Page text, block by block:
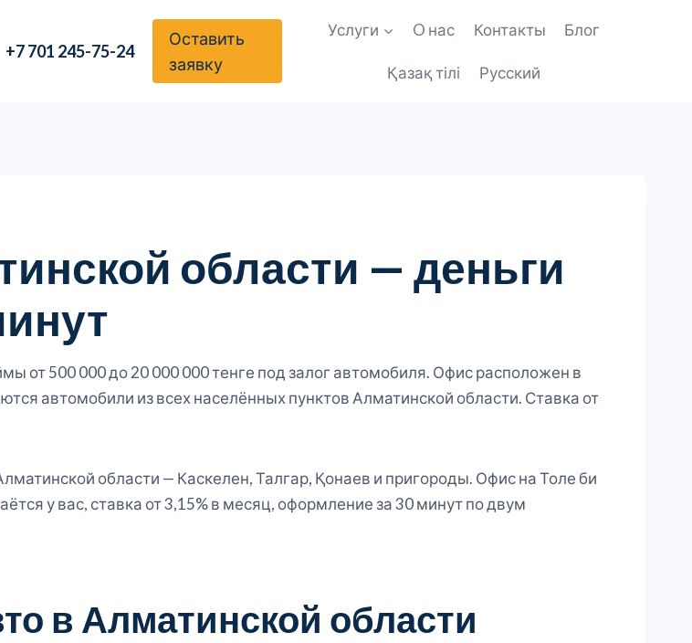
+7 701 245-75-24
Оставить
заявку
Услуги O нас Контакты Блог
Қазақ тілі Русский
области — деньги
от 500 000 до 20 000 000 тенге под залог автомобиля. Офис расположен в
автомобили из всех населённых пунктов Алматинской области. Ставка от
области — Каскелен, Талгар, Қонаев и пригороды. Офис на Толе би
у вас, ставка от 3,15% в месяц, оформление за 30 минут по двум
в Алматинской области